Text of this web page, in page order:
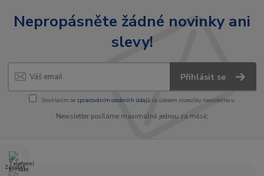
Zavolat
Nepropásněte žádné novinky ani
slevy!
Přihlásit se
Souhlasím se zpracováním osobních údajůza účelem rozesílky newsletteru.
Newsletter posíláme maximálně jednou za měsíc